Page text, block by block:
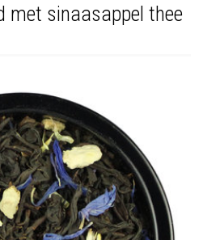
met sinaasappel thee